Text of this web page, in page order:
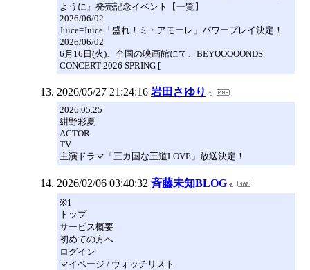
ように』発売記念イベント【一覧】
2026/06/02
Juice=Juice「盛れ！ミ・アモーレ」パワープレイ決定！
2026/06/02
6月16日(火)、全国の映画館にて、BEYOOOOONDS
CONCERT 2026 SPRING [
2026/05/27 21:24:16 岩田さゆり
2026.05.25
紺野彩夏
ACTOR
TV
主演ドラマ「三カ国な王道LOVE」放送決定！
2026/02/06 03:40:32 斉藤未知BLOG
※1
トップ
サービス概要
初めての方へ
ログイン
マイページ / ウォッチリスト